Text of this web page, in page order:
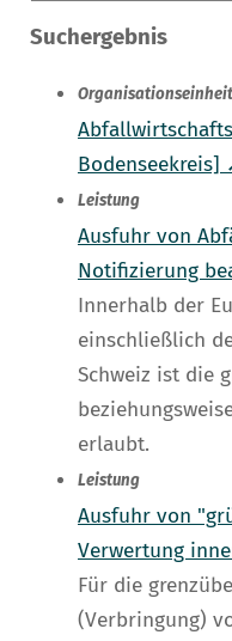
Suchergebnis
Organisationseinheit
Bodenseekreis]
Leistung
Ausfuhr von
Notifizierung
Innerhalb der
einschließlich
Schweiz ist die
erlaubt.
Leistung
Ausfuhr von
Verwertung
Für die
(Verbringung)